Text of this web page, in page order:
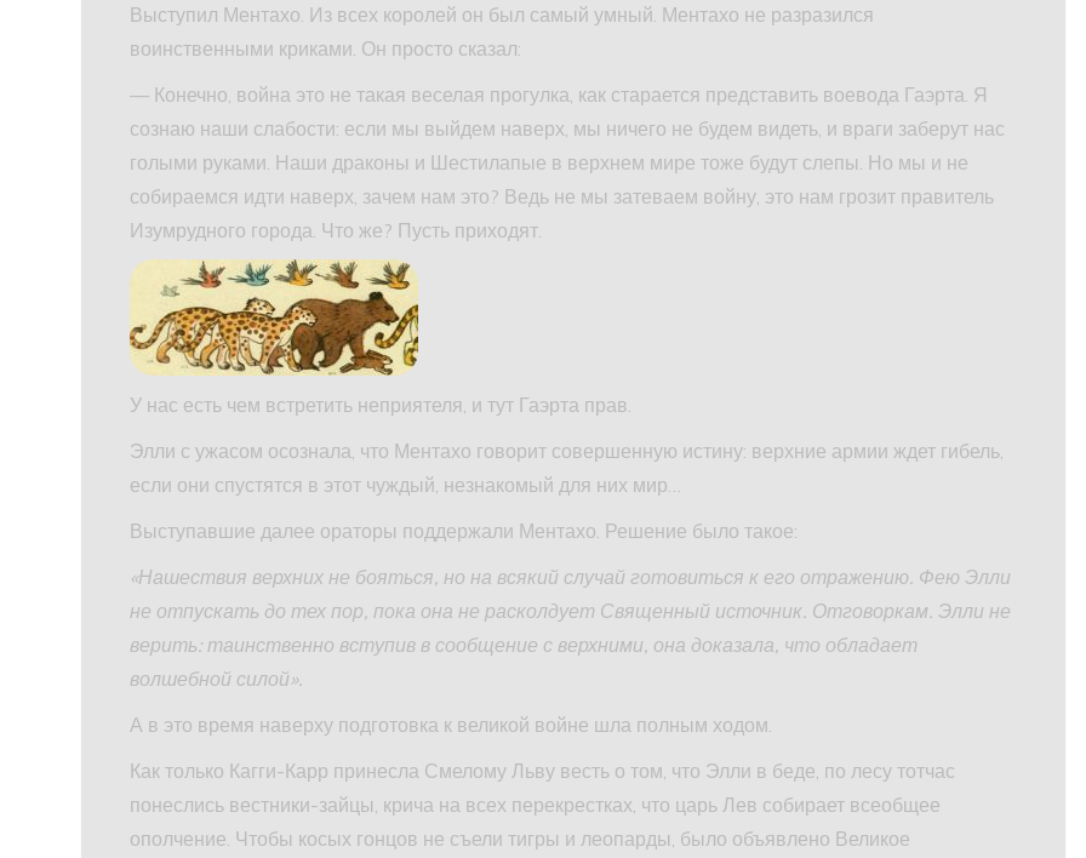
Выступил Ментахо. Из всех королей он был самый умный. Ментахо не разразился
воинственными криками. Он просто сказал:
— Конечно, война это не такая веселая прогулка, как старается представить воевода Гаэрта. Я
сознаю наши слабости: если мы выйдем наверх, мы ничего не будем видеть, и враги заберут нас
голыми руками. Наши драконы и Шестилапые в верхнем мире тоже будут слепы. Но мы и не
собираемся идти наверх, зачем нам это? Ведь не мы затеваем войну, это нам грозит правитель
Изумрудного города. Что же? Пусть приходят.
У нас есть чем встретить неприятеля, и тут Гаэрта прав.
Элли с ужасом осознала, что Ментахо говорит совершенную истину: верхние армии ждет гибель,
если они спустятся в этот чуждый, незнакомый для них мир…
Выступавшие далее ораторы поддержали Ментахо. Решение было такое:
«Нашествия верхних не бояться, но на всякий случай готовиться к его отражению. Фею Элли
не отпускать до тех пор, пока она не расколдует Священный источник. Отговоркам. Элли не
верить: таинственно вступив в сообщение с верхними, она доказала, что обладает
волшебной силой».
А в это время наверху подготовка к великой войне шла полным ходом.
Как только Кагги-Карр принесла Смелому Льву весть о том, что Элли в беде, по лесу тотчас
понеслись вестники-зайцы, крича на всех перекрестках, что царь Лев собирает всеобщее
ополчение. Чтобы косых гонцов не съели тигры и леопарды, было объявлено Великое